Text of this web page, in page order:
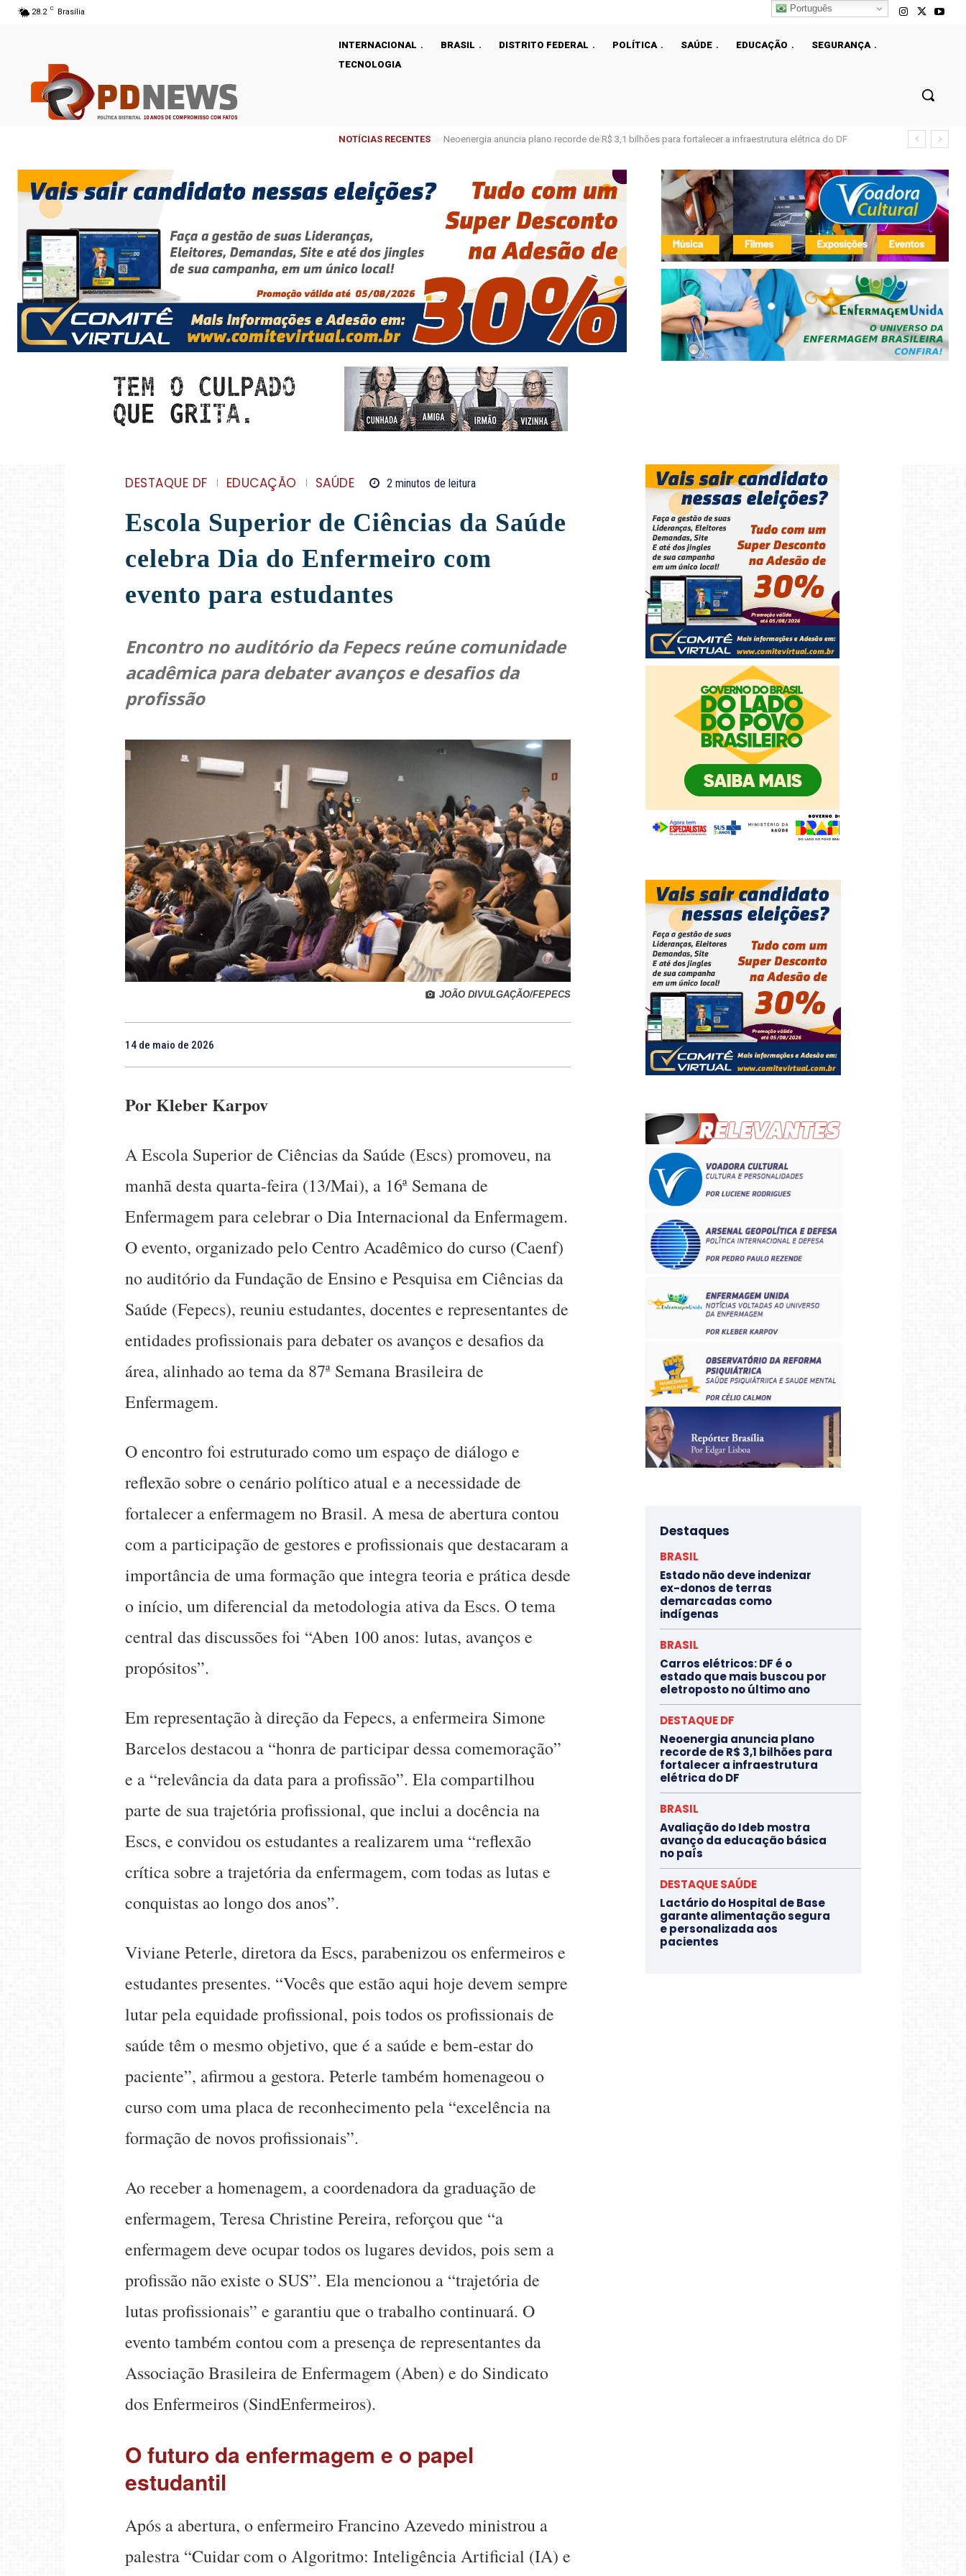
28.2 C Brasília
INTERNACIONAL BRASIL DISTRITO FEDERAL POLÍTICA SAÚDE EDUCAÇÃO
SEGURANÇA
TECNOLOGIA
NOTÍCIAS RECENTES Neoenergia anuncia plano recorde de R$ 3,1 bilhões para fortalecer a infraestrutura elétrica do DF
DESTAQUE DF EDUCAÇÃO SAÚDE 2 minutos de leitura
Escola Superior de Ciências da Saúde
celebra Dia do Enfermeiro com
evento para estudantes
Encontro no auditório da Fepecs reúne comunidade
acadêmica para debater avanços e desafios da
profissão
JOÃO DIVULGAÇÃO/FEPECS
14 de maio de 2026
Por Kleber Karpov
A Escola Superior de Ciências da Saúde (Escs) promoveu, na
manhã desta quarta-feira (13/Mai), a 16ª Semana de
Enfermagem para celebrar o Dia Internacional da Enfermagem.
O evento, organizado pelo Centro Acadêmico do curso (Caenf)
no auditório da Fundação de Ensino e Pesquisa em Ciências da
Saúde (Fepecs), reuniu estudantes, docentes e representantes de
entidades profissionais para debater os avanços e desafios da
área, alinhado ao tema da 87ª Semana Brasileira de
Enfermagem.
O encontro foi estruturado como um espaço de diálogo e
reflexão sobre o cenário político atual e a necessidade de
fortalecer a enfermagem no Brasil. A mesa de abertura contou
com a participação de gestores e profissionais que destacaram a
importância de uma formação que integra teoria e prática desde
o início, um diferencial da metodologia ativa da Escs. O tema
central das discussões foi “Aben 100 anos: lutas, avanços e
propósitos”.
Em representação à direção da Fepecs, a enfermeira Simone
Barcelos destacou a “honra de participar dessa comemoração”
e a “relevância da data para a profissão”. Ela compartilhou
parte de sua trajetória profissional, que inclui a docência na
Escs, e convidou os estudantes a realizarem uma “reflexão
crítica sobre a trajetória da enfermagem, com todas as lutas e
conquistas ao longo dos anos”.
Viviane Peterle, diretora da Escs, parabenizou os enfermeiros e
estudantes presentes. “Vocês que estão aqui hoje devem sempre
lutar pela equidade profissional, pois todos os profissionais de
saúde têm o mesmo objetivo, que é a saúde e bem-estar do
paciente”, afirmou a gestora. Peterle também homenageou o
curso com uma placa de reconhecimento pela “excelência na
formação de novos profissionais”.
Ao receber a homenagem, a coordenadora da graduação de
enfermagem, Teresa Christine Pereira, reforçou que “a
enfermagem deve ocupar todos os lugares devidos, pois sem a
profissão não existe o SUS”. Ela mencionou a “trajetória de
lutas profissionais” e garantiu que o trabalho continuará. O
evento também contou com a presença de representantes da
Associação Brasileira de Enfermagem (Aben) e do Sindicato
dos Enfermeiros (SindEnfermeiros).
O futuro da enfermagem e o papel
estudantil
Após a abertura, o enfermeiro Francino Azevedo ministrou a
palestra “Cuidar com o Algoritmo: Inteligência Artificial (IA) e
Destaques
BRASIL
Estado não deve indenizar
ex-donos de terras
demarcadas como
indígenas
BRASIL
Carros elétricos: DF é o
estado que mais buscou por
eletroposto no último ano
DESTAQUE DF
Neoenergia anuncia plano
recorde de R$ 3,1 bilhões para
fortalecer a infraestrutura
elétrica do DF
BRASIL
Avaliação do Ideb mostra
avanço da educação básica
no país
DESTAQUE SAÚDE
Lactário do Hospital de Base
garante alimentação segura
e personalizada aos
pacientes
Português